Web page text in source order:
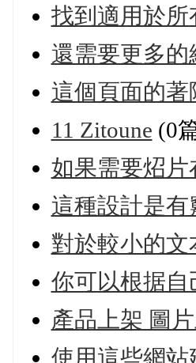
找到適用於
還需要更多
這個頁面的
11 Zitoune (0
如果需要炤片
這種設計是有
對於較小的文
你可以根据
產品上架 圖
使用這些網